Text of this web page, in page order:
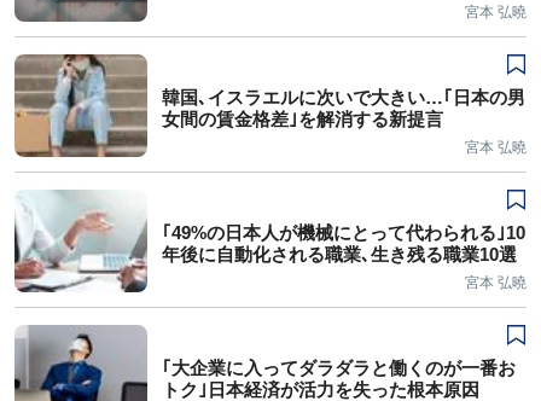
宮本 弘曉
韓国､イスラエルに次いで大きい…｢日本の男
女間の賃金格差｣を解消する新提言
宮本 弘曉
｢49%の日本人が機械にとって代わられる｣10
年後に自動化される職業､生き残る職業10選
宮本 弘曉
｢大企業に入ってダラダラと働くのが一番お
トク｣日本経済が活力を失った根本原因